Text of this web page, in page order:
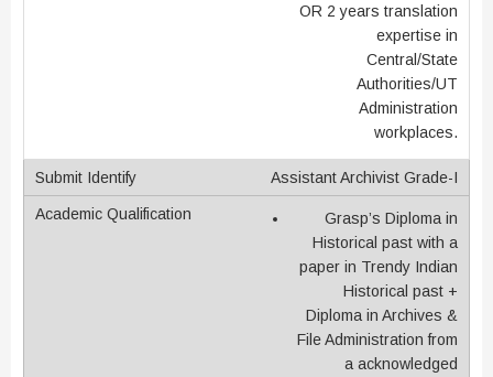
OR 2 years translation
expertise in
Central/State
Authorities/UT
Administration
workplaces.
Assistant Archivist Grade-I
Grasp’s Diploma in
Historical past with a
paper in Trendy Indian
Historical past +
Diploma in Archives &
File Administration from
a acknowledged